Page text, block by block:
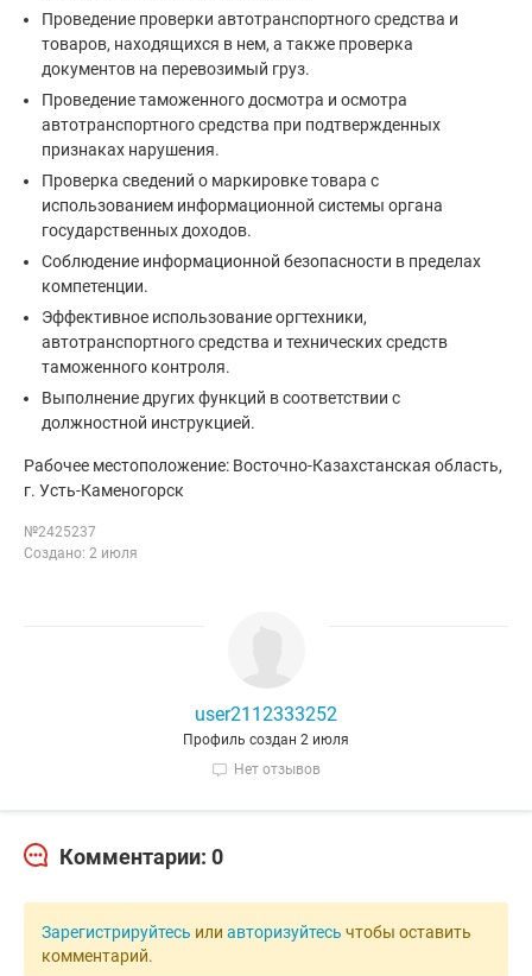
Проведение проверки автотранспортного средства и
товаров, находящихся в нем, а также проверка
документов на перевозимый груз.
Проведение таможенного досмотра и осмотра
автотранспортного средства при подтвержденных
признаках нарушения.
Проверка сведений о маркировке товара с
использованием информационной системы органа
государственных доходов.
Соблюдение информационной безопасности в пределах
компетенции.
Эффективное использование оргтехники,
автотранспортного средства и технических средств
таможенного контроля.
Выполнение других функций в соответствии с
должностной инструкцией.
Рабочее местоположение: Восточно-Казахстанская область,
г. Усть-Каменогорск
№2425237
Создано: 2 июля
user2112333252
Профиль создан 2 июля
Нет отзывов
Комментарии: 0
Зарегистрируйтесь или авторизуйтесь чтобы оставить
комментарий.